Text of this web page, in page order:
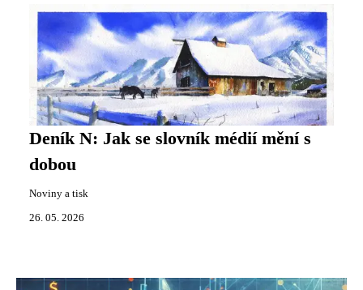
Deník N: Jak se slovník médií mění s
dobou
Noviny a tisk
26. 05. 2026